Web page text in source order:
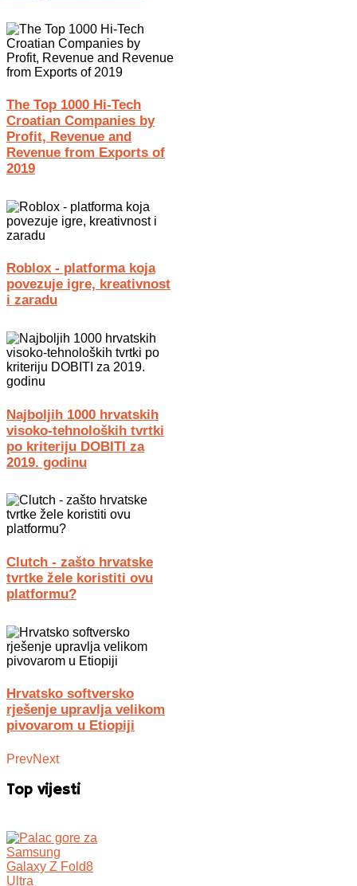
The Top 1000 Hi-Tech
Croatian Companies by
Profit, Revenue and
Revenue from Exports of
2019
Roblox - platforma koja
povezuje igre, kreativnost
i zaradu
Najboljih 1000 hrvatskih
visoko-tehnoloških tvrtki
po kriteriju DOBITI za
2019. godinu
Clutch - zašto hrvatske
tvrtke žele koristiti ovu
platformu?
Hrvatsko softversko
rješenje upravlja velikom
pivovarom u Etiopiji
PrevNext
Top vijesti